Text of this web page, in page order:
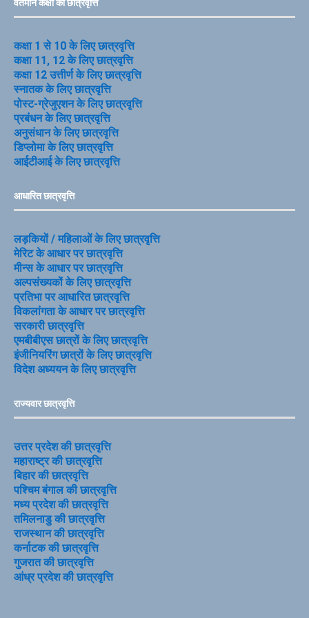
वर्तमान कक्षा की छात्रवृत्ति
कक्षा 1 से 10 के लिए छात्रवृत्ति
कक्षा 11, 12 के लिए छात्रवृत्ति
कक्षा 12 उत्तीर्ण के लिए छात्रवृत्ति
स्नातक के लिए छात्रवृत्ति
पोस्ट-ग्रेजुएशन के लिए छात्रवृत्ति
प्रबंधन के लिए छात्रवृत्ति
अनुसंधान के लिए छात्रवृत्ति
डिप्लोमा के लिए छात्रवृत्ति
आईटीआई के लिए छात्रवृत्ति
आधारित छात्रवृत्ति
लड़कियों / महिलाओं के लिए छात्रवृत्ति
मेरिट के आधार पर छात्रवृत्ति
मीन्स के आधार पर छात्रवृत्ति
अल्पसंख्यकों के लिए छात्रवृत्ति
प्रतिभा पर आधारित छात्रवृत्ति
विकलांगता के आधार पर छात्रवृत्ति
सरकारी छात्रवृत्ति
एमबीबीएस छात्रों के लिए छात्रवृत्ति
इंजीनियरिंग छात्रों के लिए छात्रवृत्ति
विदेश अध्ययन के लिए छात्रवृत्ति
राज्यवार छात्रवृत्ति
उत्तर प्रदेश की छात्रवृत्ति
महाराष्ट्र की छात्रवृत्ति
बिहार की छात्रवृत्ति
पश्चिम बंगाल की छात्रवृत्ति
मध्य प्रदेश की छात्रवृत्ति
तमिलनाडु की छात्रवृत्ति
राजस्थान की छात्रवृत्ति
कर्नाटक की छात्रवृत्ति
गुजरात की छात्रवृत्ति
आंध्र प्रदेश की छात्रवृत्ति